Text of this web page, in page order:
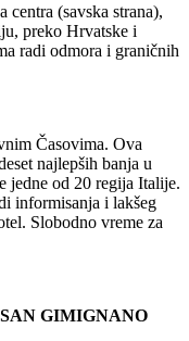
centra (savska strana),
preko Hrvatske i
radi odmora i graničnih
Časovima. Ova
najlepših banja u
jedne od 20 regija Italije.
informisanja i lakšeg
Slobodno vreme za
GIMIGNANO